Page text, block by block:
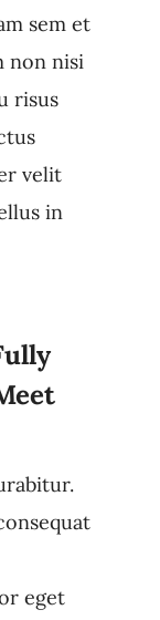
sem et
non nisi
risus
velit
in
eget